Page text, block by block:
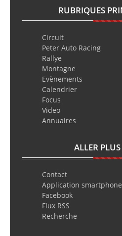
RUBRIQUES
Circuit
Peter Auto Racing
Rallye
Montagne
Evènements
Calendrier
Focus
Video
Annuaires
ALLER
Contact
Application smartphone
Facebook
Flux RSS
Recherche